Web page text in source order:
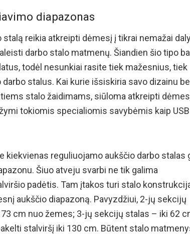
diapazonas
reikia atkreipti dėmesį į tikrai nemažai
darbo stalo matmenų. Šiandien šio tipo
todėl nesunkiai rasite tiek mažesnius, tiek
stalus. Kai kurie išsiskiria savo dizainu
stalo žaidimams, siūloma atkreipti
tokiomis specialiomis savybėmis kaip USB
kiekvienas reguliuojamo aukščio darbo stalas
Šiuo atveju svarbi ne tik galima
padėtis. Tam įtakos turi stalo
aukščio diapazoną. Pavyzdžiui, 2-jų sekcijų
cm nuo žemes; 3-jų sekcijų stalas – iki 62
stalviršį iki 130 cm. Būtent stalo